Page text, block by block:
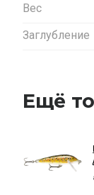
Вес
Заглубление
Ещё